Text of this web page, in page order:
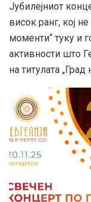
Јубилејниот
висок ранг, кој
моменти“ туку и
активности што
на титулата „Град